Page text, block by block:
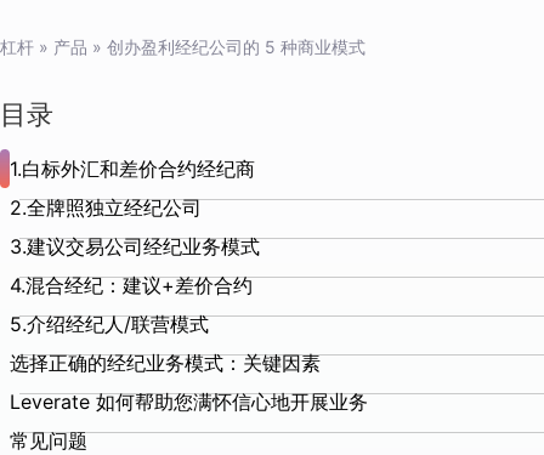
杠杆 » 产品 » 创办盈利经纪公司的 5 种商业模式
目录
1.白标外汇和差价合约经纪商
2.全牌照独立经纪公司
3.建议交易公司经纪业务模式
4.混合经纪：建议+差价合约
5.介绍经纪人/联营模式
选择正确的经纪业务模式：关键因素
Leverate 如何帮助您满怀信心地开展业务
常见问题